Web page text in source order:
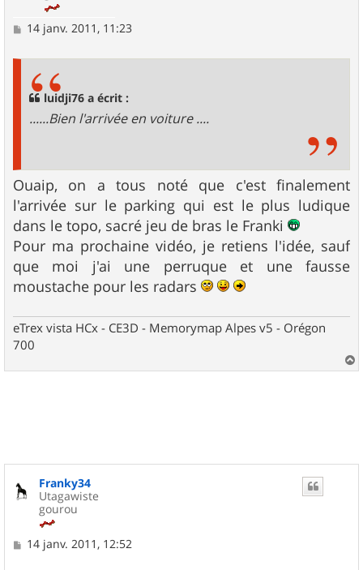
M14 janv. 2011, 11:23
luidji76 a écrit :
......Bien l'arrivée en voiture ....
Ouaip, on a tous noté que c'est finalement
l'arrivée sur le parking qui est le plus ludique
dans le topo, sacré jeu de bras le Franki
Pour ma prochaine vidéo, je retiens l'idée, sauf
que moi j'ai une perruque et une fausse
moustache pour les radars
eTrex vista HCx - CE3D - Memorymap Alpes v5 - Orégon
700
a
Franky34
Utagawiste
gourou
M14 janv. 2011, 12:52